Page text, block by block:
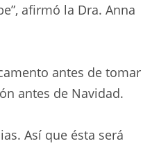
afirmó la Dra. Anna
antes de tomar
antes de Navidad.
Así que ésta será